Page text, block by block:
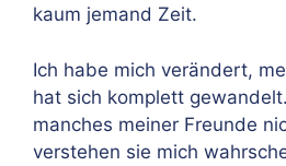
kaum jemand Zeit.
Ich habe mich verändert,
hat sich komplett
manches meiner Freunde
verstehen sie mich